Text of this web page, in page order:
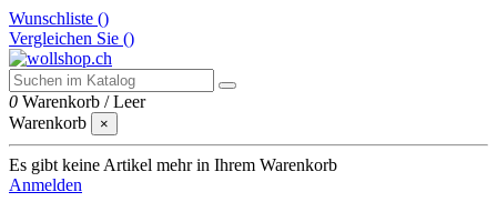
Wunschliste ()
Vergleichen Sie ()
0 Warenkorb /Leer
Warenkorb
×
Es gibt keine Artikel mehr in Ihrem Warenkorb
Anmelden